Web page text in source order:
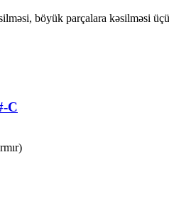
böyük parçalara kəsilməsi
C